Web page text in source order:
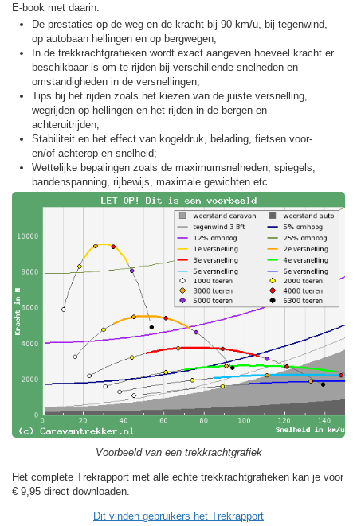
E-book met daarin:
De prestaties op de weg en de kracht bij 90 km/u, bij tegenwind,
op autobaan hellingen en op bergwegen;
In de trekkracht­grafieken wordt exact aangeven hoeveel kracht er
beschikbaar is om te rijden bij verschillende snelheden en
omstandigheden in de versnellingen;
Tips bij het rijden zoals het kiezen van de juiste versnelling,
wegrijden op hellingen en het rijden in de bergen en
achteruitrijden;
Stabiliteit en het effect van kogeldruk, belading, fietsen voor-
en/of achterop en snelheid;
Wettelijke bepalingen zoals de maximumsnelheden, spiegels,
bandenspanning, rijbewijs, maximale gewichten etc.
Voorbeeld van een trekkrachtgrafiek
Het complete Trekrapport met alle echte trekkrachtgrafieken kan je voor
€ 9,95 direct downloaden.
Dit vinden gebruikers het Trekrapport